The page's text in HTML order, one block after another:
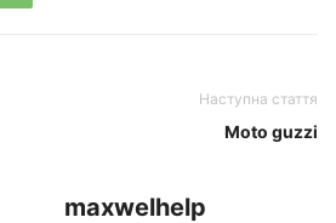
Наступна стаття
Moto guzzi
maxwelhelp